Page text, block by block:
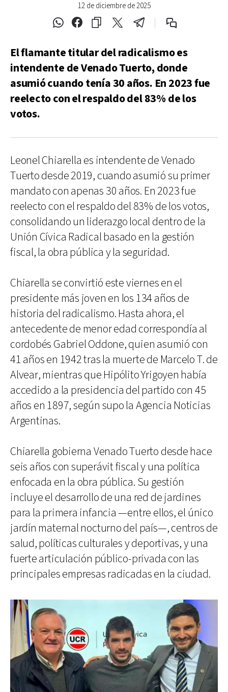
12 de diciembre de 2025
El flamante titular del radicalismo es
intendente de Venado Tuerto, donde
asumió cuando tenía 30 años. En 2023 fue
reelecto con el respaldo del 83% de los
votos.
Leonel Chiarella es intendente de Venado
Tuerto desde 2019, cuando asumió su primer
mandato con apenas 30 años. En 2023 fue
reelecto con el respaldo del 83% de los votos,
consolidando un liderazgo local dentro de la
Unión Cívica Radical basado en la gestión
fiscal, la obra pública y la seguridad.
Chiarella se convirtió este viernes en el
presidente más joven en los 134 años de
historia del radicalismo. Hasta ahora, el
antecedente de menor edad correspondía al
cordobés Gabriel Oddone, quien asumió con
41 años en 1942 tras la muerte de Marcelo T. de
Alvear, mientras que Hipólito Yrigoyen había
accedido a la presidencia del partido con 45
años en 1897, según supo la Agencia Noticias
Argentinas.
Chiarella gobierna Venado Tuerto desde hace
seis años con superávit fiscal y una política
enfocada en la obra pública. Su gestión
incluye el desarrollo de una red de jardines
para la primera infancia —entre ellos, el único
jardín maternal nocturno del país—, centros de
salud, políticas culturales y deportivas, y una
fuerte articulación público-privada con las
principales empresas radicadas en la ciudad.